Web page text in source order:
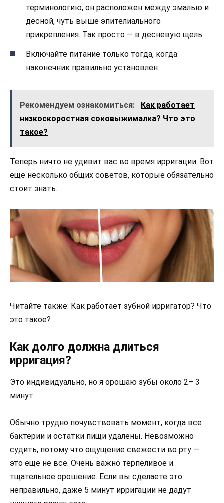
терминологию, он расположен между эмалью и
десной, чуть выше эпителиального
прикрепления. Так просто — в десневую щель.
Включайте питание только тогда, когда
наконечник правильно установлен.
Рекомендуем ознакомиться:
Как работает
низкоскоростная соковыжималка? Что это
такое?
Теперь ничто не удивит вас во время ирригации. Вот
еще несколько общих советов, которые обязательно
стоит знать.
Читайте также: Как работает зубной ирригатор? Что
это такое?
Как долго должна длиться
ирригация?
Это индивидуально, но я орошаю зубы около 2– 3
минут.
Обычно трудно почувствовать момент, когда все
бактерии и остатки пищи удалены. Невозможно
судить, потому что ощущение свежести во рту —
это еще не все. Очень важно терпеливое и
тщательное орошение. Если вы сделаете это
неправильно, даже 5 минут ирригации не дадут